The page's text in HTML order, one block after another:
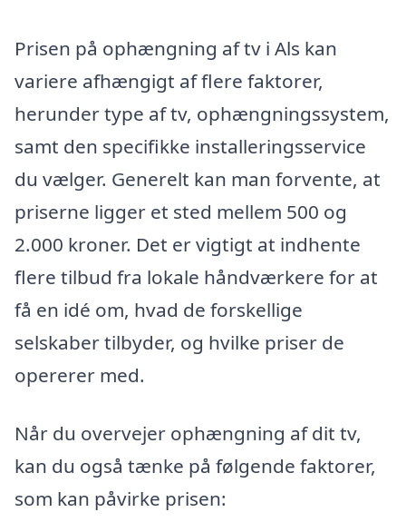
Prisen på ophængning af tv i Als kan
variere afhængigt af flere faktorer,
herunder type af tv, ophængningssystem,
samt den specifikke installeringsservice
du vælger. Generelt kan man forvente, at
priserne ligger et sted mellem 500 og
2.000 kroner. Det er vigtigt at indhente
flere tilbud fra lokale håndværkere for at
få en idé om, hvad de forskellige
selskaber tilbyder, og hvilke priser de
opererer med.
Når du overvejer ophængning af dit tv,
kan du også tænke på følgende faktorer,
som kan påvirke prisen: